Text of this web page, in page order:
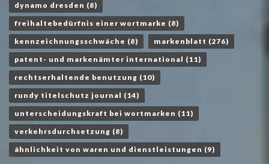
dynamo dresden (8)
freihaltebedürfnis einer wortmarke (8)
kennzeichnungsschwäche (8) markenblatt (276)
patent- und markenämter international (11)
rechtserhaltende benutzung (10)
rundy titelschutz journal (14)
unterscheidungskraft bei wortmarken (11)
verkehrsdurchsetzung (8)
ähnlichkeit von waren und dienstleistungen (9)